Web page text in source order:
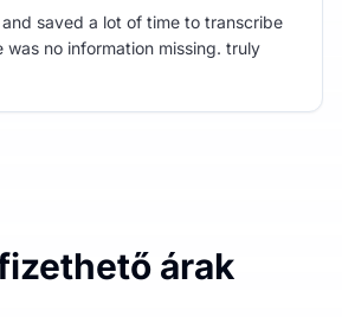
saved a lot of time to transcribe
was no information missing. truly
árak